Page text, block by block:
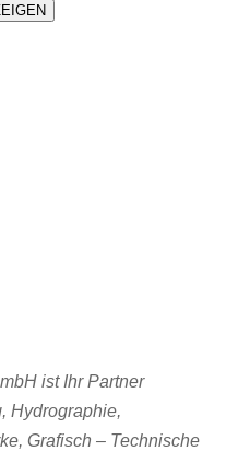
ist Ihr Partner
, Hydrographie,
, Grafisch – Technische